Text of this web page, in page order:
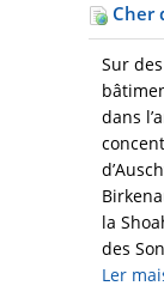
Cher
Sur
dans
la
des
Ler